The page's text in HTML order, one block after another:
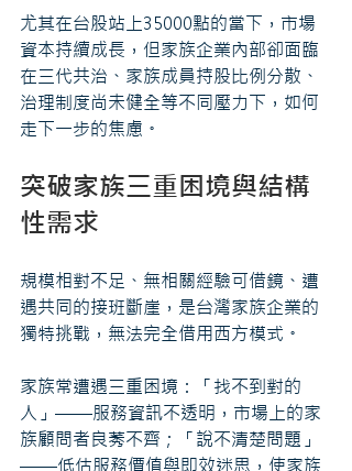
尤其在台股站上35000點的當下，市場
資本持續成長，但家族企業內部卻面臨
在三代共治、家族成員持股比例分散、
治理制度尚未健全等不同壓力下，如何
走下一步的焦慮。
突破家族三重困境與結構
性需求
規模相對不足、無相關經驗可借鏡、遭
遇共同的接班斷崖，是台灣家族企業的
獨特挑戰，無法完全借用西方模式。
家族常遭遇三重困境：「找不到對的
人」——服務資訊不透明，市場上的家
族顧問者良莠不齊；「說不清楚問題」
——低估服務價值與即效迷思，使家族